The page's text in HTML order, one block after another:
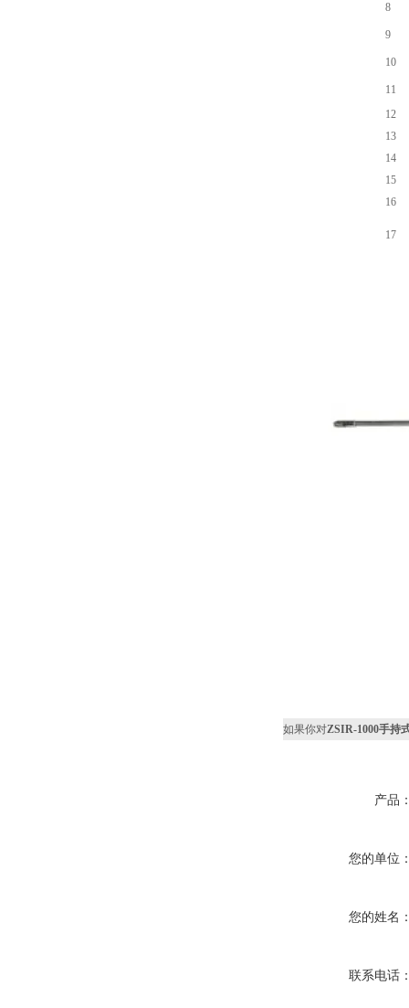
8
9
10
11
12
13
14
15
16
17
如果你对ZSIR-1000手持
产品
您的单位
您的姓名
联系电话